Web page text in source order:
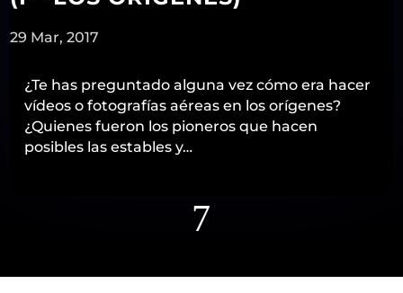
29 Mar, 2017
¿Te has preguntado alguna vez cómo era hacer
vídeos o fotografías aéreas en los orígenes?
¿Quienes fueron los pioneros que hacen
posibles las estables y…
7